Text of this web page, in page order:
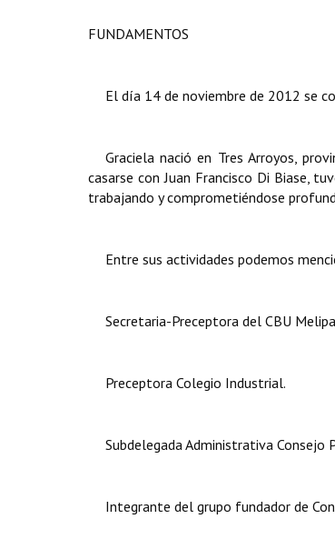
FUNDAMENTOS
El día 14 de noviembre de 2012 se
Graciela nació en Tres Arroyos,
casarse con Juan Francisco Di Biase,
trabajando y comprometiéndose
Entre sus actividades podemos
Secretaria-Preceptora del CBU
Preceptora Colegio Industrial.
Subdelegada Administrativa Consejo
Integrante del grupo fundador de